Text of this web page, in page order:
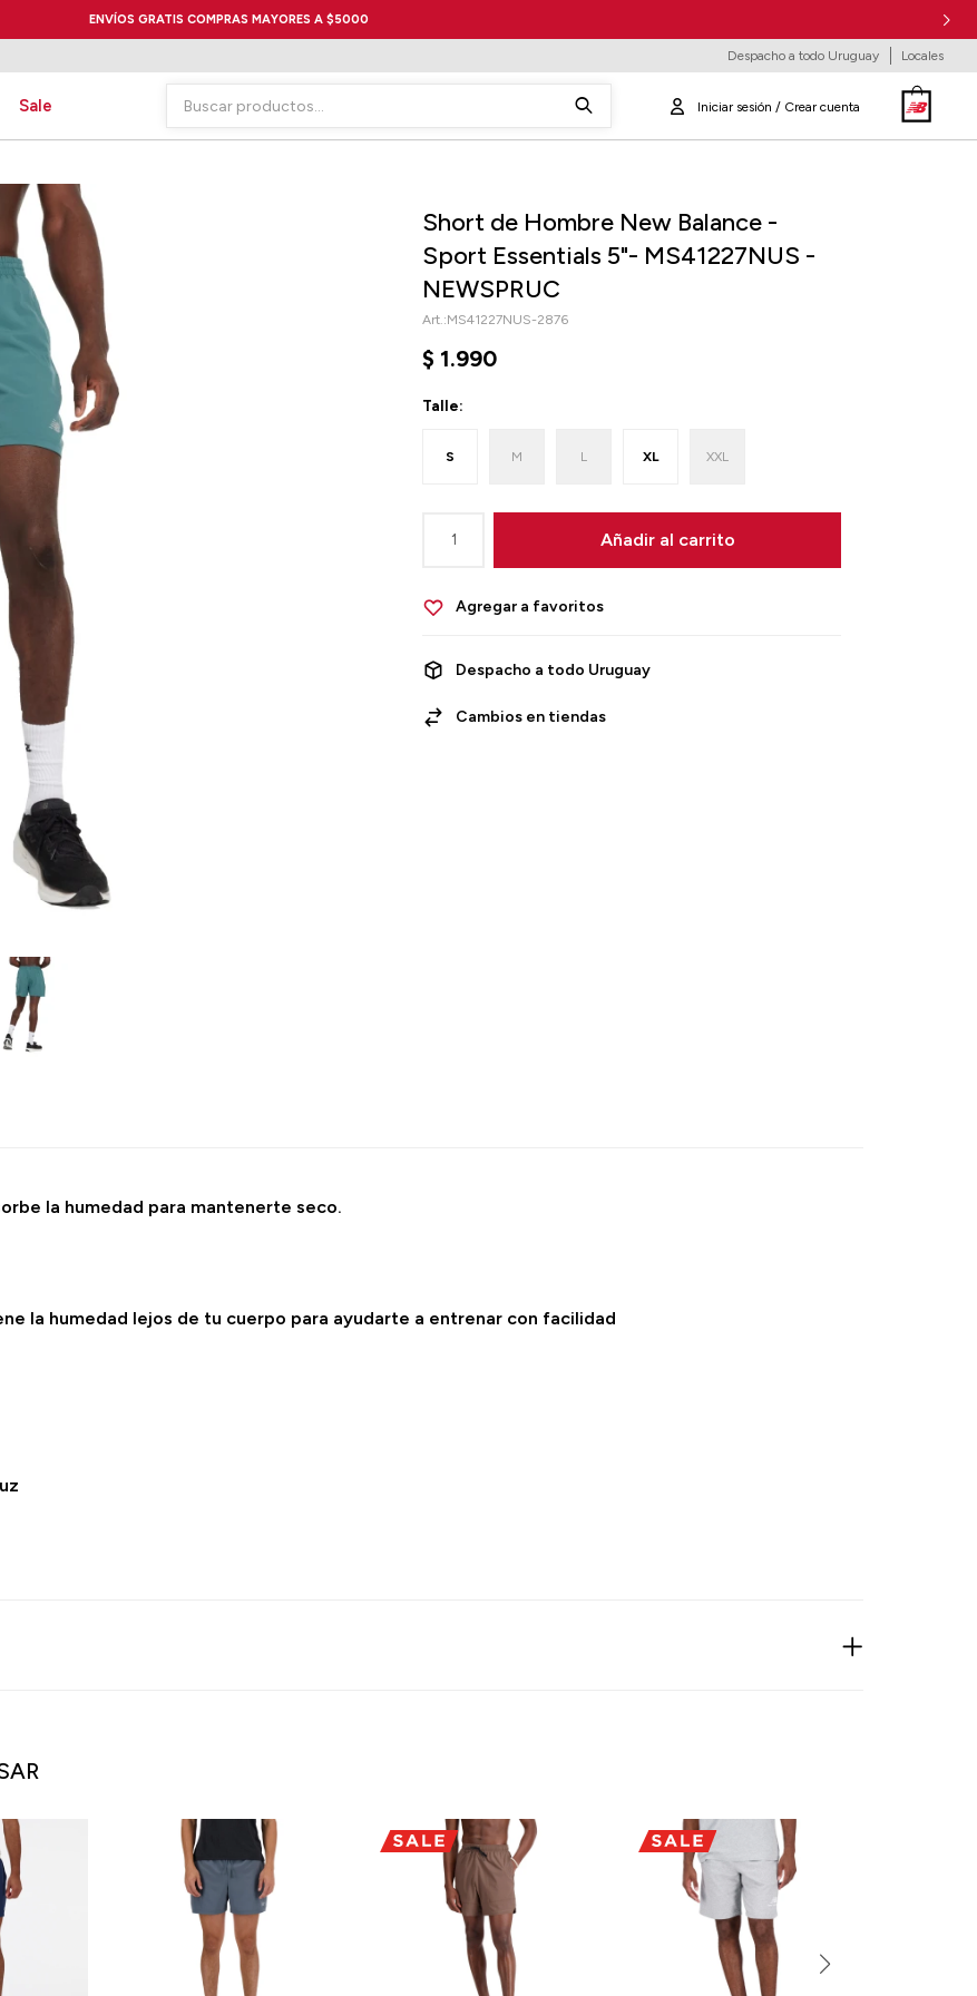
ENVÍOS GRATIS COMPRAS MAYORES A $5000
Sale
Despacho a todo Uruguay Locales
Short de Hombre New Balance -
Sport Essentials 5"- MS41227NUS -
NEWSPRUC
MS41227NUS-2876
$ 1.990
Talle:
S M L XL XXL
1 Añadir al carrito
Despacho a todo Uruguay
Cambios en tiendas
la humedad para mantenerte seco.
la humedad lejos de tu cuerpo para ayudarte a entrenar con facilidad